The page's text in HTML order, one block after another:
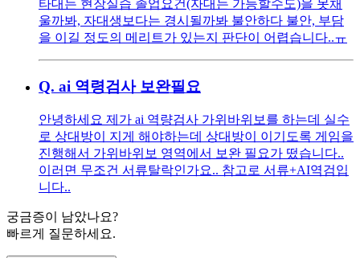
타대는 현장실습 졸업요건(자대는 가능할수도)을 못채
울까봐, 자대생보다는 경시될까봐 불안하다 불안, 부담
을 이길 정도의 메리트가 있는지 판단이 어렵습니다..ㅠ
Q. ai 역령검사 보완필요
안녕하세요 제가 ai 역량검사 가위바위보를 하는데 실수
로 상대방이 지게 해야하는데 상대방이 이기도록 게임을
진행해서 가위바위보 영역에서 보완 필요가 떴습니다..
이러면 무조건 서류탈락인가요.. 참고로 서류+AI역검입
니다..
궁금증이 남았나요?
빠르게 질문하세요.